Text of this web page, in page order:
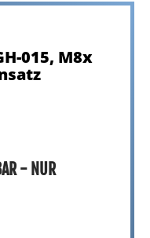
015, M8x
- NUR